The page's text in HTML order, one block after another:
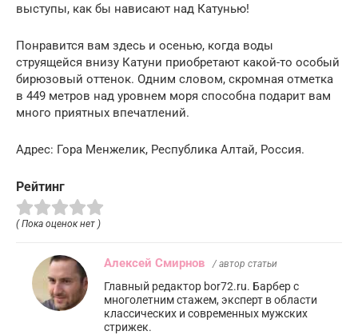
выступы, как бы нависают над Катунью!
Понравится вам здесь и осенью, когда воды
струящейся внизу Катуни приобретают какой-то особый
бирюзовый оттенок. Одним словом, скромная отметка
в 449 метров над уровнем моря способна подарит вам
много приятных впечатлений.
Адрес: Гора Менжелик, Республика Алтай, Россия.
Рейтинг
( Пока оценок нет )
Алексей Смирнов / автор статьи
Главный редактор bor72.ru. Барбер с
многолетним стажем, эксперт в области
классических и современных мужских
стрижек.